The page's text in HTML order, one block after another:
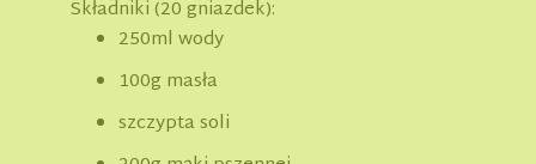
Składniki (20 gniazdek):
250ml wody
100g masła
szczypta soli